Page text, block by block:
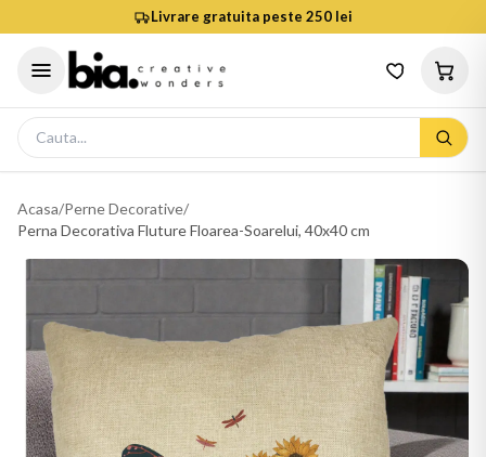
Livrare gratuita peste 250 lei
Acasa/Perne Decorative/
Perna Decorativa Fluture Floarea-Soarelui, 40x40 cm